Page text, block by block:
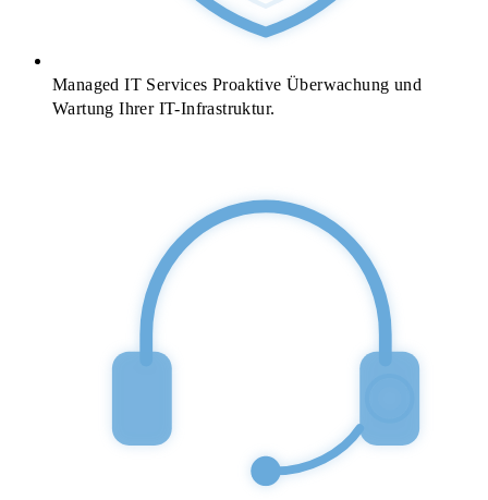
Managed IT Services Proaktive Überwachung und
Wartung Ihrer IT-Infrastruktur.